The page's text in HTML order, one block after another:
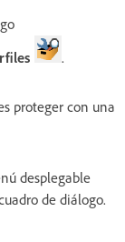
.
proteger con una
desplegable
de diálogo.